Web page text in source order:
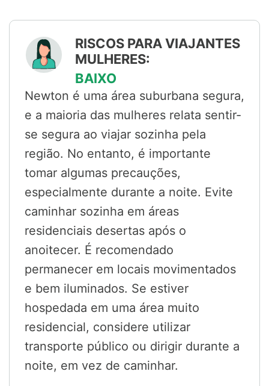
RISCOS PARA VIAJANTES
MULHERES:
BAIXO
Newton é uma área suburbana segura,
e a maioria das mulheres relata sentir-
se segura ao viajar sozinha pela
região. No entanto, é importante
tomar algumas precauções,
especialmente durante a noite. Evite
caminhar sozinha em áreas
residenciais desertas após o
anoitecer. É recomendado
permanecer em locais movimentados
e bem iluminados. Se estiver
hospedada em uma área muito
residencial, considere utilizar
transporte público ou dirigir durante a
noite, em vez de caminhar.